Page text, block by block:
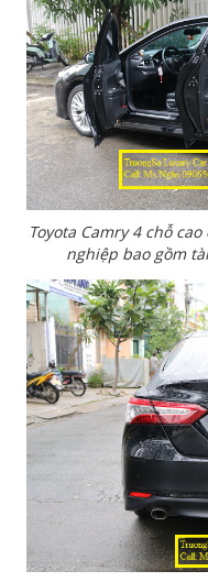
Toyota Camry 4 chỗ
nghiệp bao gồm